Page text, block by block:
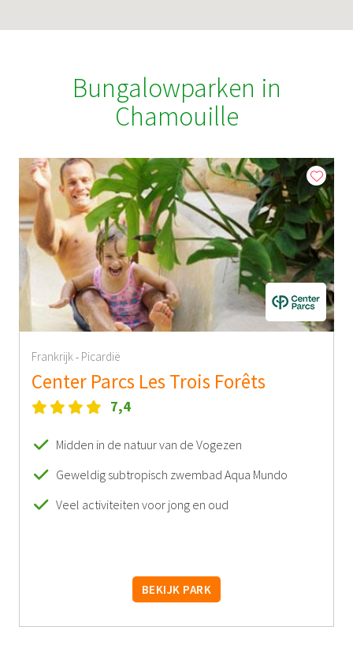
Bungalowparken in
Chamouille
Frankrijk- Picardië
Center Parcs Les Trois Forêts
7,4
Midden in de natuur van de Vogezen
Geweldig subtropisch zwembad Aqua Mundo
Veel activiteiten voor jong en oud
BEKIJK PARK